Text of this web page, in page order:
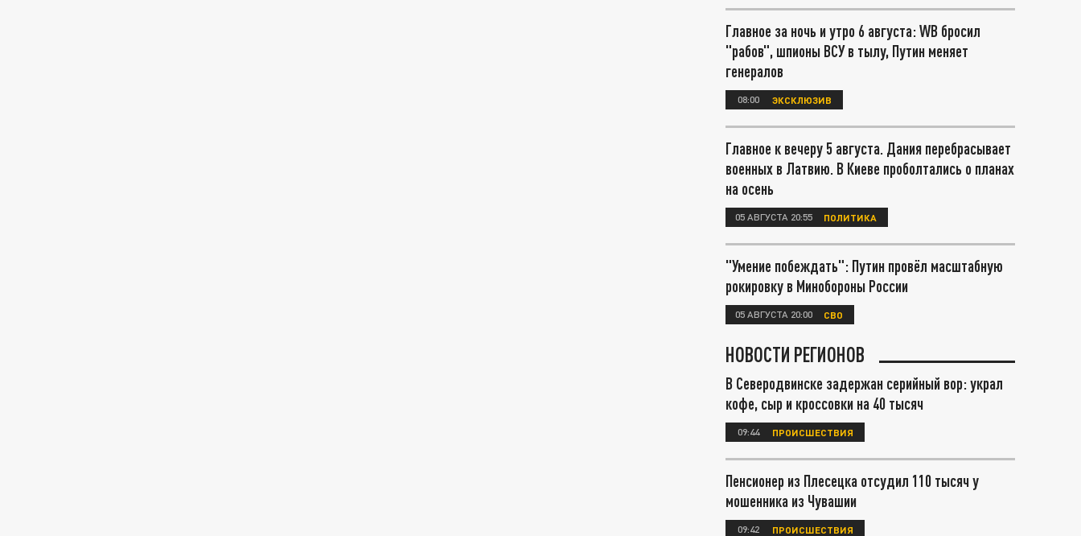
Главное за ночь и утро 6 августа: WB бросил
"рабов", шпионы ВСУ в тылу, Путин меняет
генералов
08:00 ЭКСКЛЮЗИВ
Главное к вечеру 5 августа. Дания перебрасывает
военных в Латвию. В Киеве проболтались о планах
на осень
05 АВГУСТА 20:55 ПОЛИТИКА
"Умение побеждать": Путин провёл масштабную
рокировку в Минобороны России
05 АВГУСТА 20:00 СВО
НОВОСТИ РЕГИОНОВ
В Северодвинске задержан серийный вор: украл
кофе, сыр и кроссовки на 40 тысяч
09:44 ПРОИСШЕСТВИЯ
Пенсионер из Плесецка отсудил 110 тысяч у
мошенника из Чувашии
09:42 ПРОИСШЕСТВИЯ